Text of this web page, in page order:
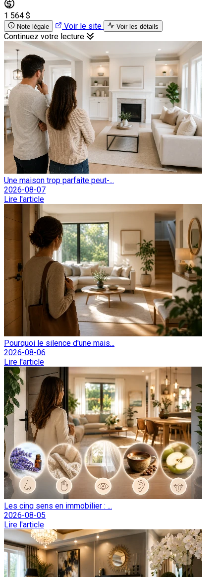
1 564 $
Note légale Voir le site Voir les détails
Continuez votre lecture
Une maison trop parfaite peut-...
2026-08-07
Lire l'article
Pourquoi le silence d'une mais...
2026-08-06
Lire l'article
Les cinq sens en immobilier : ...
2026-08-05
Lire l'article